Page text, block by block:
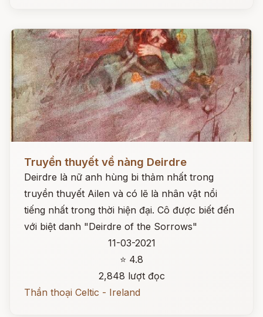
Đọc ngay
Truyền thuyết về nàng Deirdre
Deirdre là nữ anh hùng bi thảm nhất trong
truyền thuyết Ailen và có lẽ là nhân vật nổi
tiếng nhất trong thời hiện đại. Cô được biết đến
với biệt danh "Deirdre of the Sorrows"
11-03-2021
⭐ 4.8
2,848 lượt đọc
Thần thoại Celtic - Ireland